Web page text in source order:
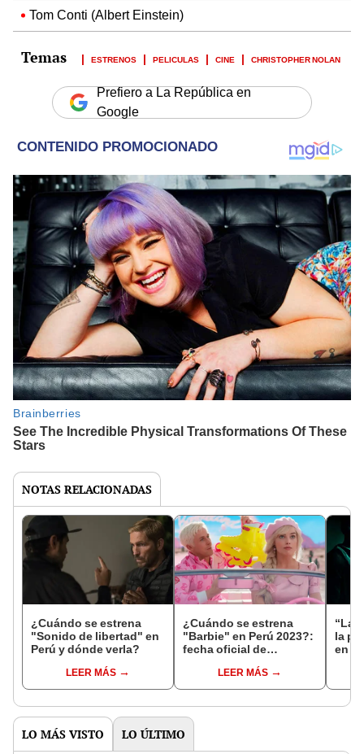
Tom Conti (Albert Einstein)
ESTRENOS PELICULAS CINE CHRISTOPHER NOLAN
Prefiero a La República en
Google
NOTAS RELACIONADAS
¿Cuándo se estrena
"Sonido de libertad" en
Perú y dónde verla?
LEER MÁS
¿Cuándo se estrena
"Barbie" en Perú 2023?:
fecha oficial de
LEER MÁS
“La
la
en
LO MÁS VISTO LO ÚLTIMO